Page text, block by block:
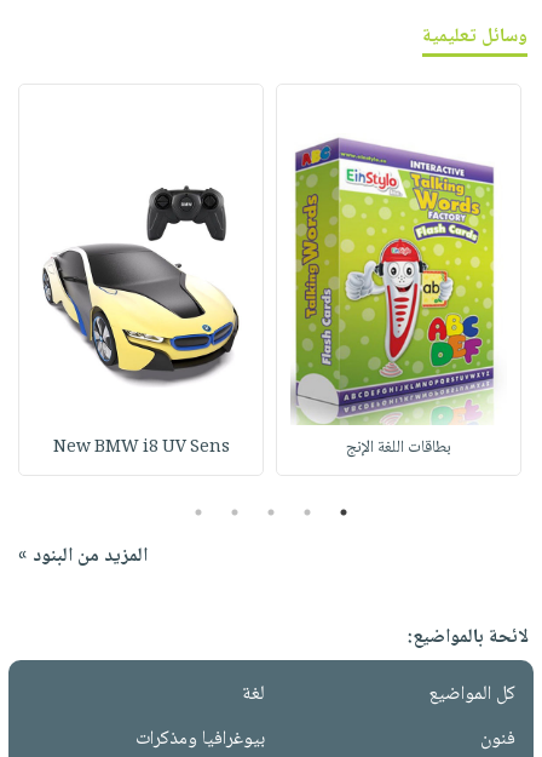
وسائل تعليمية
بطاقات اللغة الإنج New BMW i8 UV Sens
1
2
3
4
5
المزيد من البنود »
لائحة بالمواضيع:
كل المواضيع
لغة
فنون
بيوغرافيا ومذكرات